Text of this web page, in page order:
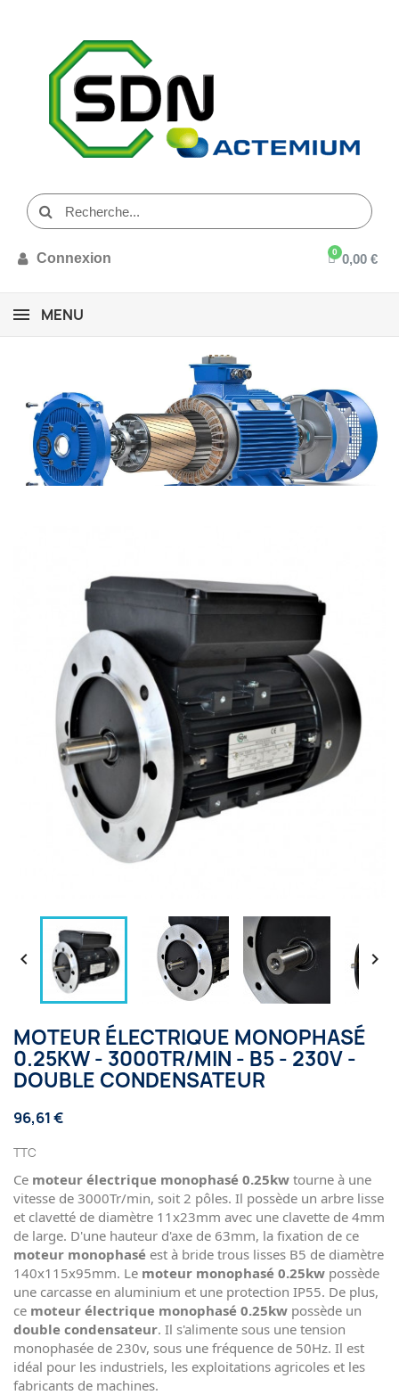
Connexion 0,00 €
MENU
 
MOTEUR ÉLECTRIQUE MONOPHASÉ
0.25KW - 3000TR/MIN - B5 - 230V -
DOUBLE CONDENSATEUR
96,61 €
TTC
Ce moteur électrique monophasé 0.25kw tourne à une
vitesse de 3000Tr/min, soit 2 pôles. Il possède un arbre lisse
et clavetté de diamètre 11x23mm avec une clavette de 4mm
de large. D'une hauteur d'axe de 63mm, la fixation de ce
moteur monophasé est à bride trous lisses B5 de diamètre
140x115x95mm. Le moteur monophasé 0.25kw possède
une carcasse en aluminium et une protection IP55. De plus,
ce moteur électrique monophasé 0.25kw possède un
double condensateur. Il s'alimente sous une tension
monophasée de 230v, sous une fréquence de 50Hz. Il est
idéal pour les industriels, les exploitations agricoles et les
fabricants de machines.